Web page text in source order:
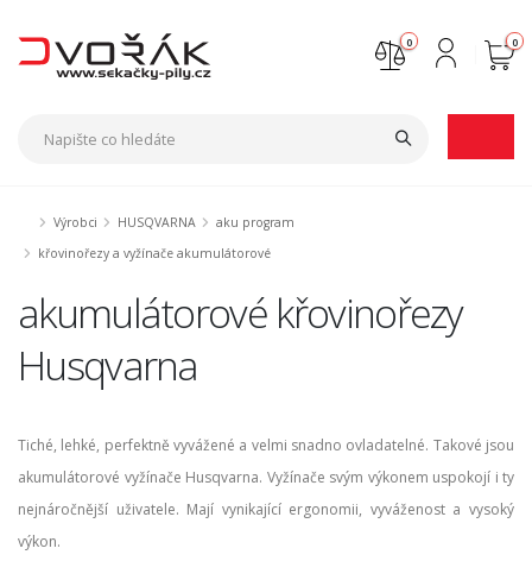
0
0
Výrobci HUSQVARNA
aku program
křovinořezy a vyžínače akumulátorové
akumulátorové křovinořezy
Husqvarna
Tiché, lehké, perfektně vyvážené a velmi snadno ovladatelné. Takové jsou
akumulátorové vyžínače Husqvarna. Vyžínače svým výkonem uspokojí i ty
nejnáročnější uživatele. Mají vynikající ergonomii, vyváženost a vysoký
výkon.